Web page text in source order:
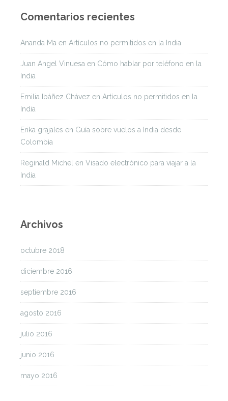
Comentarios recientes
Ananda Ma en Artículos no permitidos en la India
Juan Angel Vinuesa en Cómo hablar por teléfono en la
India
Emilia Ibáñez Chávez en Artículos no permitidos en la
India
Erika grajales en Guía sobre vuelos a India desde
Colombia
Reginald Michel en Visado electrónico para viajar a la
India
Archivos
octubre 2018
diciembre 2016
septiembre 2016
agosto 2016
julio 2016
junio 2016
mayo 2016